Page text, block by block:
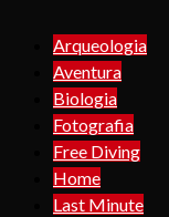
Arqueologia
Aventura
Biologia
Fotografia
Free Diving
Home
Last Minute